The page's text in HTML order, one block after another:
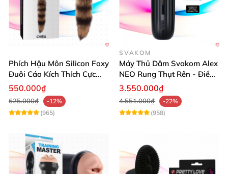
Phích Hậu Môn Silicon Foxy
Đuôi Cáo Kích Thích Cực
Đỉnh
550.000₫
625.000₫
-12%
(965)
SVAKOM
Máy Thủ Dâm Svakom Alex
NEO Rung Thụt Rên - Điều
Khiển App, Siêu Phê
3.550.000₫
4.551.000₫
-22%
(958)